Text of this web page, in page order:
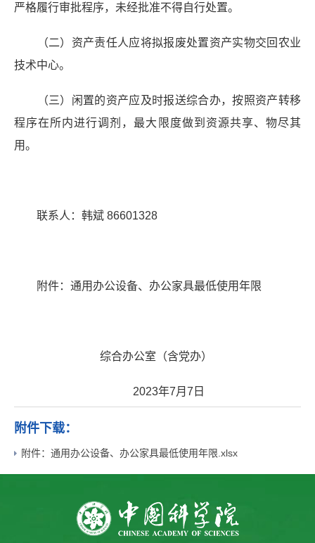
严格履行审批程序，未经批准不得自行处置。
（二）资产责任人应将拟报废处置资产实物交回农业
技术中心。
（三）闲置的资产应及时报送综合办，按照资产转移
程序在所内进行调剂，最大限度做到资源共享、物尽其
用。
联系人：韩斌 86601328
附件：通用办公设备、办公家具最低使用年限
综合办公室（含党办）
2023年7月7日
附件下载：
附件：通用办公设备、办公家具最低使用年限.xlsx